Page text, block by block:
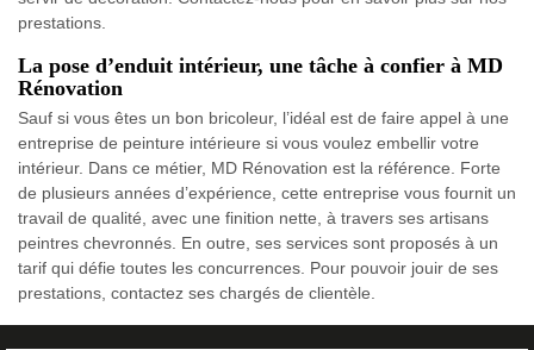
prestations.
La pose d’enduit intérieur, une tâche à confier à MD
Rénovation
Sauf si vous êtes un bon bricoleur, l’idéal est de faire appel à une
entreprise de peinture intérieure si vous voulez embellir votre
intérieur. Dans ce métier, MD Rénovation est la référence. Forte
de plusieurs années d’expérience, cette entreprise vous fournit un
travail de qualité, avec une finition nette, à travers ses artisans
peintres chevronnés. En outre, ses services sont proposés à un
tarif qui défie toutes les concurrences. Pour pouvoir jouir de ses
prestations, contactez ses chargés de clientèle.